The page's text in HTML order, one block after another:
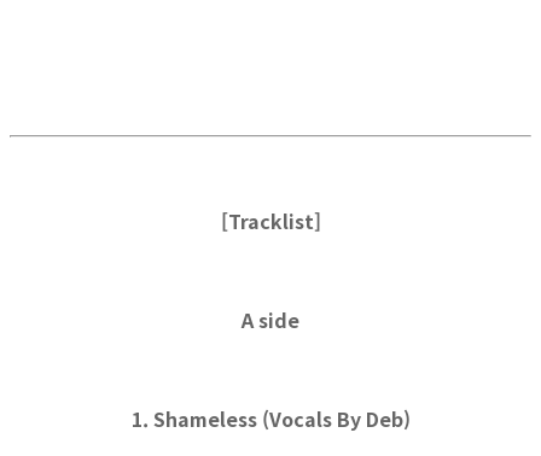
[Tracklist]
A side
1. Shameless (Vocals By Deb)